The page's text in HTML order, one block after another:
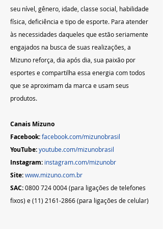
seu nível, gênero, idade, classe social, habilidade
física, deficiência e tipo de esporte. Para atender
às necessidades daqueles que estão seriamente
engajados na busca de suas realizações, a
Mizuno reforça, dia após dia, sua paixão por
esportes e compartilha essa energia com todos
que se aproximam da marca e usam seus
produtos.
Canais Mizuno
Facebook:facebook.com/mizunobrasil
YouTube:youtube.com/mizunobrasil
Instagram: instagram.com/mizunobr
Site: www.mizuno.com.br
SAC: 0800 724 0004 (para ligações de telefones
fixos) e (11) 2161-2866 (para ligações de celular)